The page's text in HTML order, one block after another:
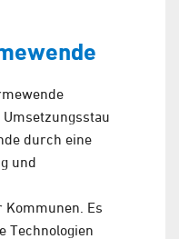
durch eine
und
Kommunen. Es
Technologien